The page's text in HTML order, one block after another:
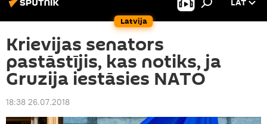
Latvija
Krievijas senators
pastāstījis, kas notiks, ja
Gruzija iestāsies NATO
18:38 26.07.2018